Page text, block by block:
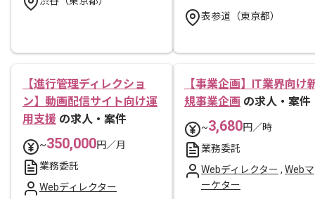
表参道（東京都）
【進行管理ディレクショ
ン】動画配信サイト向け運
用支援 の求人・案件
~350,000円／月
業務委託
Webディレクター
【事業企画】IT業界向け
規事業企画 の求人・案件
~3,680円／時
業務委託
Webディレクター , Webマ
ーケター